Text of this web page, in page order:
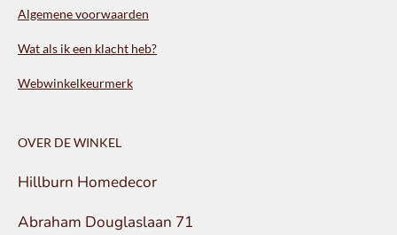
Algemene voorwaarden
Wat als ik een klacht heb?
Webwinkelkeurmerk
OVER DE WINKEL
Hillburn Homedecor
Abraham Douglaslaan 71